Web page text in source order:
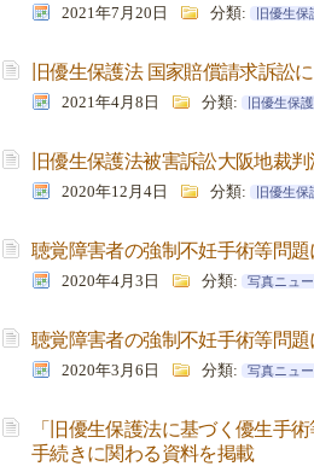
2021年7月20日 分類: 旧優生保
旧優生保護法 国家賠償請求訴訟
2021年4月8日 分類: 旧優生保
旧優生保護法被害訴訟大阪地裁
2020年12月4日 分類: 旧優生保
聴覚障害者の強制不妊手術等問
2020年4月3日 分類: 写真ニュー
聴覚障害者の強制不妊手術等問
2020年3月6日 分類: 写真ニュー
「旧優生保護法に基づく優生手
手続きに関わる資料を掲載